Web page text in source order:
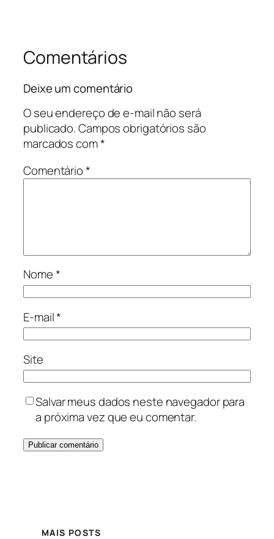
Comentários
Deixe um comentário
O seu endereço de e-mail não será
publicado.Campos obrigatórios são
marcados com*
Comentário*
Nome*
E-mail*
Site
Salvar meus dados neste navegador para
a próxima vez que eu comentar.
MAIS POSTS